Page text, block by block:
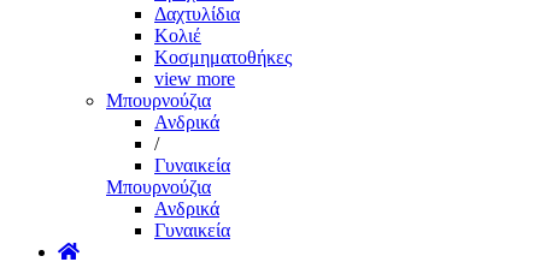
Δαχτυλίδια
Κολιέ
Κοσμηματοθήκες
view more
Μπουρνούζια
Ανδρικά
/
Γυναικεία
Μπουρνούζια
Ανδρικά
Γυναικεία